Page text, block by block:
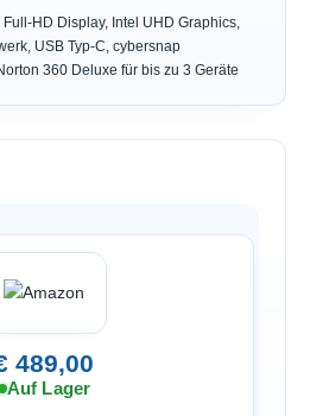
HD Display, Intel UHD Graphics,
USB Typ-C, cybersnap
360 Deluxe für bis zu 3 Geräte
489,00
Auf Lager